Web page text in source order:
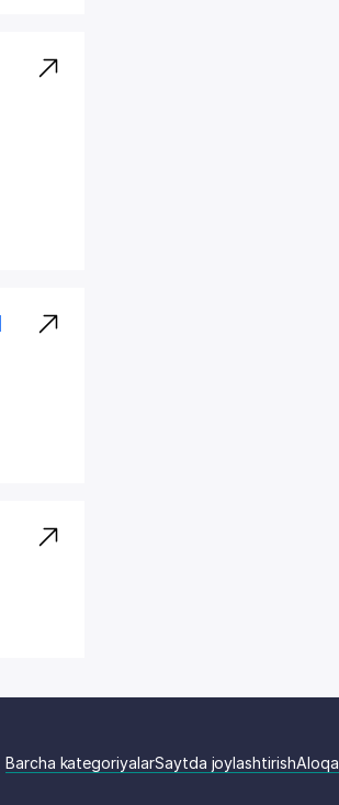
Barcha kategoriyalarSaytda joylashtirishAloqa